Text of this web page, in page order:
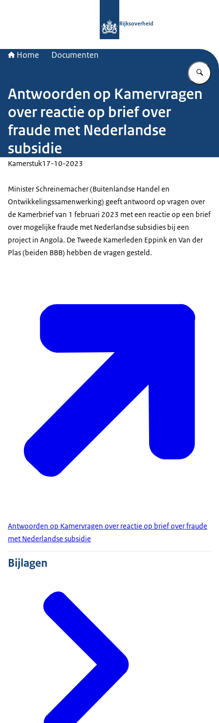
Rijksoverheid
Home Documenten
Antwoorden op Kamervragen
over reactie op brief over
fraude met Nederlandse
subsidie
Kamerstuk17-10-2023
Minister Schreinemacher (Buitenlandse Handel en
Ontwikkelingssamenwerking) geeft antwoord op vragen over
de Kamerbrief van 1 februari 2023 met een reactie op een brief
over mogelijke fraude met Nederlandse subsidies bij een
project in Angola. De Tweede Kamerleden Eppink en Van der
Plas (beiden BBB) hebben de vragen gesteld.
Antwoorden op Kamervragen over reactie op brief over fraude
met Nederlandse subsidie
Bijlagen